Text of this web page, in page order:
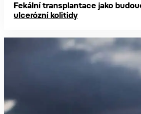
Fekální transplantace jako
ulcerózní kolitidy